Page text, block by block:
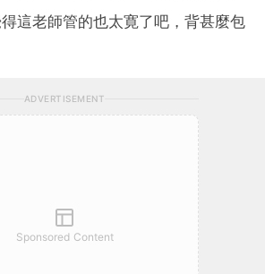
這老師管的也太寛了吧，背甚麼包
ADVERTISEMENT
Sponsored Content